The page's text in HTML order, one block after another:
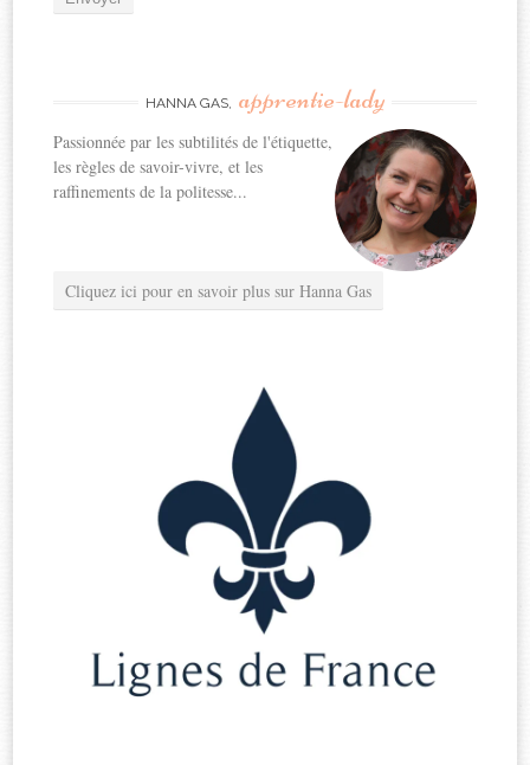
HANNA GAS, apprentie-lady
Passionnée par les subtilités de l'étiquette,
les règles de savoir-vivre, et les
raffinements de la politesse...
Cliquez ici pour en savoir plus sur Hanna Gas